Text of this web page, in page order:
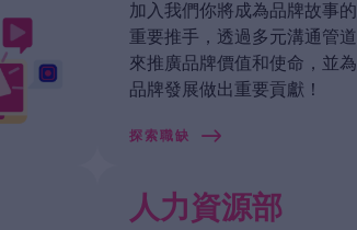
加入我們你將成為品牌故事的
重要推手，透過多元溝通管道
來推廣品牌價值和使命，並為
品牌發展做出重要貢獻！
探索職缺
人力資源部